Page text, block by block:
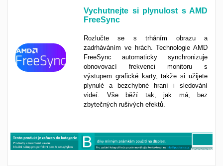
Vychutnejte si plynulost s AMD
FreeSync
Rozlučte se s trháním obrazu a
zadrháváním ve hrách. Technologie AMD
FreeSync automaticky synchronizuje
obnovovací frekvenci monitoru s
výstupem grafické karty, takže si užijete
plynulé a bezchybné hraní i sledování
videí. Vše běží tak, jak má, bez
zbytečných rušivých efektů.